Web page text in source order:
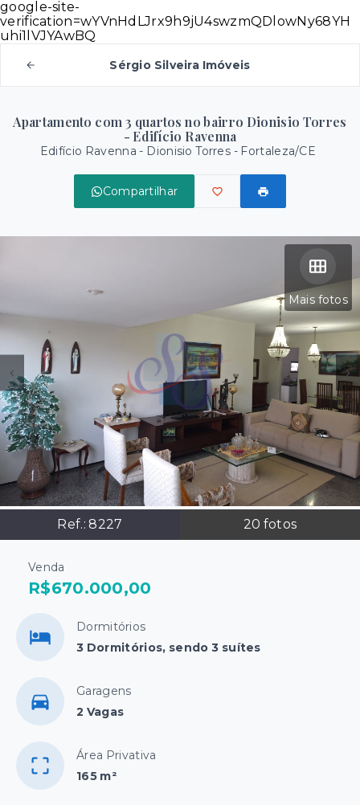
google-site-
verification=wYVnHdLJrx9h9jU4swzmQDlowNy68YH
uhi1lVJYAwBQ
Sérgio Silveira Imóveis
Apartamento com 3 quartos no bairro Dionisio Torres
- Edifício Ravenna
Edifício Ravenna - Dionisio Torres - Fortaleza/CE
Compartilhar
Mais fotos
Ref.:8227 20 fotos
Venda
R$670.000,00
Dormitórios
3 Dormitórios, sendo 3 suítes
Garagens
2 Vagas
Área Privativa
165 m²